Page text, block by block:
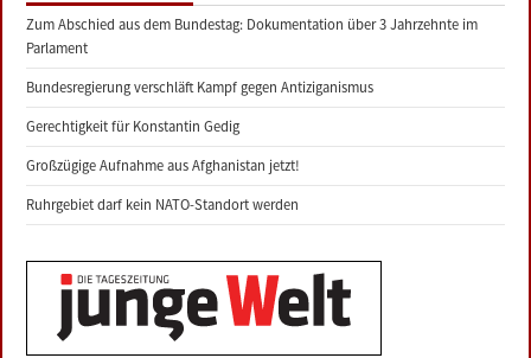
Zum Abschied aus dem Bundestag: Dokumentation über 3 Jahrzehnte im
Parlament
Bundesregierung verschläft Kampf gegen Antiziganismus
Gerechtigkeit für Konstantin Gedig
Großzügige Aufnahme aus Afghanistan jetzt!
Ruhrgebiet darf kein NATO-Standort werden